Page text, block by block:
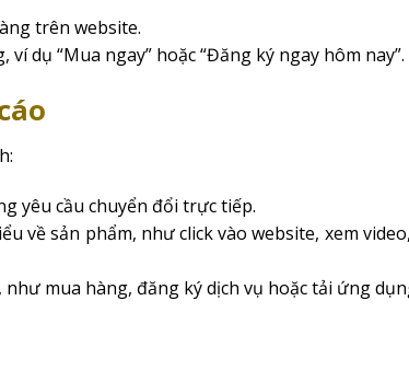
trên website.
dụ “Mua ngay” hoặc “Đăng ký ngay hôm nay”.
yêu cầu chuyển đổi trực tiếp.
về sản phẩm, như click vào website, xem
mua hàng, đăng ký dịch vụ hoặc tải ứng